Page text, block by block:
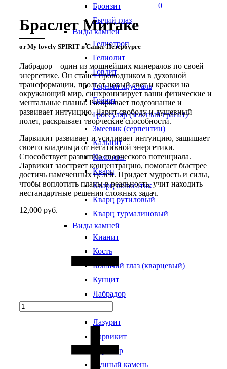
Бронзит
Бычий глаз
Виды камней
Гелиотроп
Гелиолит
Говлит
Горный хрусталь
Гранат
Гроссуляр (зеленый гранат)
Змеевик (серпентин)
Кальцит
Кахолонг
Кварц
Кварц волосатик
Кварц рутиловый
Кварц турмалиновый
Виды камней
Кианит
Кость
Кошачий глаз (кварцевый)
Кунцит
Лабрадор
Лазурит
Ларвикит
Ларимар
Лунный камень
0
Браслет Митаке
от My lovely SPIRIT в Санкт-Петербурге
Лабрадор – один из мощнейших минералов по своей
энергетике. Он станет проводником в духовной
трансформации, прольет новый свет и краски на
окружающий мир, синхронизирует ваши физические и
ментальные планы. Раскрывает подсознание и
развивает интуицию. Дарит свободу и душевный
полет, раскрывает творческие способности.
Ларвикит развивает и усиливает интуицию, защищает
своего владельца от негативной энергетики.
Способствует развитию творческого потенциала.
Ларвикит заостряет концентрацию, помогает быстрее
достичь намеченных целей. Придает мудрость и силы,
чтобы воплотить планы в реальность, учит находить
нестандартные решения сложных задач.
12,000 руб.